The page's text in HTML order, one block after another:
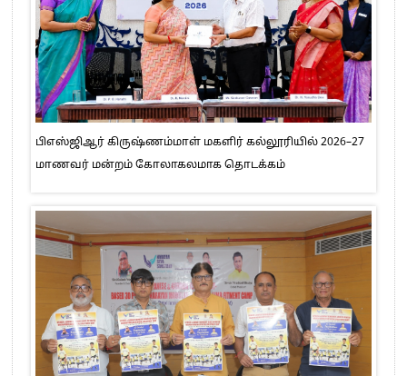
பிஎஸ்ஜிஆர் கிருஷ்ணம்மாள் மகளிர் கல்லூரியில் 2026–27
மாணவர் மன்றம் கோலாகலமாக தொடக்கம்